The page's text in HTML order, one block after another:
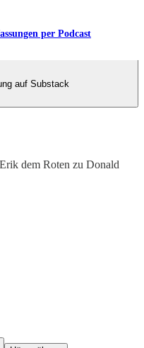
per Podcast
auf Substack
dem Roten zu Donald